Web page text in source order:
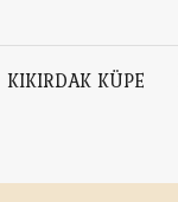
KIKIRDAK KÜPE